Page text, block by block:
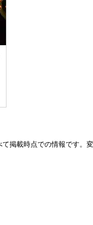
掲載時点での情報です。